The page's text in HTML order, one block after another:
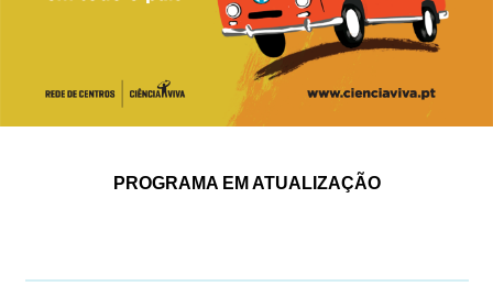
PROGRAMA EM ATUALIZAÇÃO